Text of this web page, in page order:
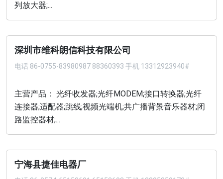
列放大器;...
深圳市维科朗信科技有限公司
电话 86-0755-83980987 88360393 手机 13312923940#
主营产品： 光纤收发器;光纤MODEM;接口转换器;光纤
连接器;适配器;跳线;视频光端机;共广播背景音乐器材;闭
路监控器材;...
宁海县捷佳电器厂